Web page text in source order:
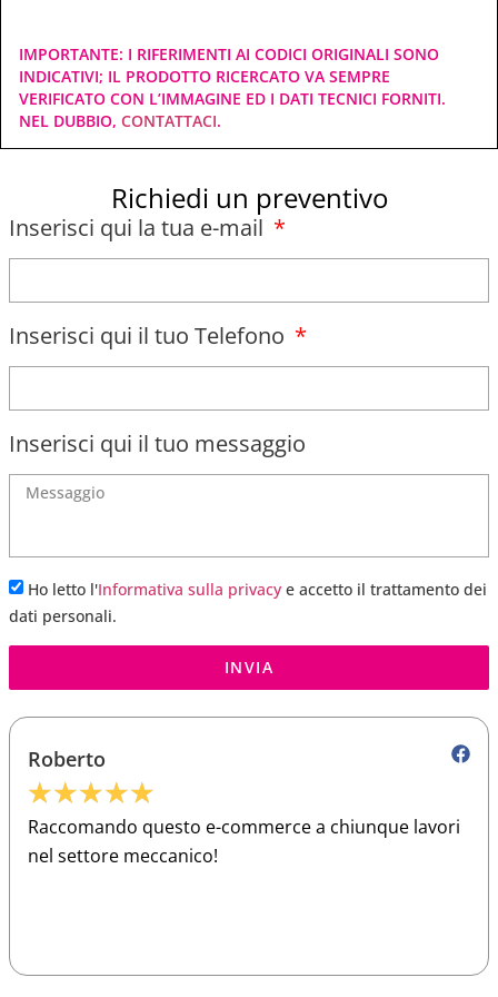
IMPORTANTE: I RIFERIMENTI AI CODICI ORIGINALI SONO
INDICATIVI; IL PRODOTTO RICERCATO VA SEMPRE
VERIFICATO CON L’IMMAGINE ED I DATI TECNICI FORNITI.
NEL DUBBIO, CONTATTACI.
Richiedi un preventivo
Inserisci qui la tua e-mail
Inserisci qui il tuo Telefono
Inserisci qui il tuo messaggio
Ho letto l'Informativa sulla privacy e accetto il trattamento dei
dati personali.
INVIA
Roberto
★★★★★
Raccomando questo e-commerce a chiunque lavori
nel settore meccanico!